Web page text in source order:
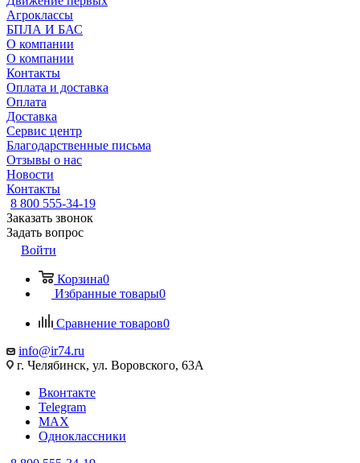
Агроклассы
БПЛА И БАС
О компании
О компании
Контакты
Оплата и доставка
Оплата
Доставка
Сервис центр
Благодарственные письма
Отзывы о нас
Новости
Контакты
8 800 555-34-19
Заказать звонок
Задать вопрос
Войти
Корзина0
Избранные товары0
Сравнение товаров0
info@ir74.ru
г. Челябинск, ул. Воровского, 63А
Вконтакте
Telegram
MAX
Одноклассники